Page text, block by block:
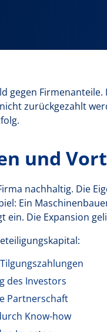
gegen
zurückgezahlt
und
nachhaltig. Die
Ein
ein. Die Expansion
des Investors
Partnerschaft
Know-how